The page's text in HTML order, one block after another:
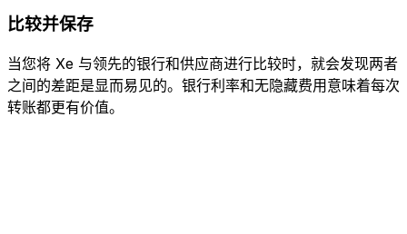
比较并保存
当您将 Xe 与领先的银行和供应商进行比较时，就会发现两者
之间的差距是显而易见的。银行利率和无隐藏费用意味着每次
转账都更有价值。